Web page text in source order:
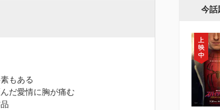
もある
だ愛情に胸が痛む
今話